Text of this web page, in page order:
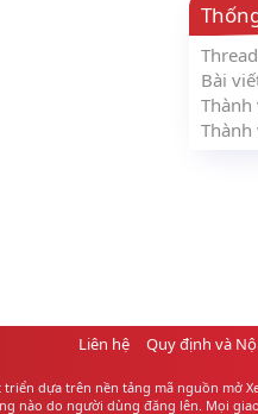
Bài
Thành
Liên hệ Quy định và
dựa trên nền tảng mã nguồn mở
nào do người dùng đăng lên. Mọi